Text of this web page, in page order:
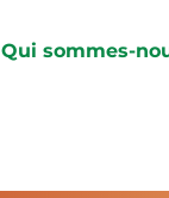
Qui sommes-